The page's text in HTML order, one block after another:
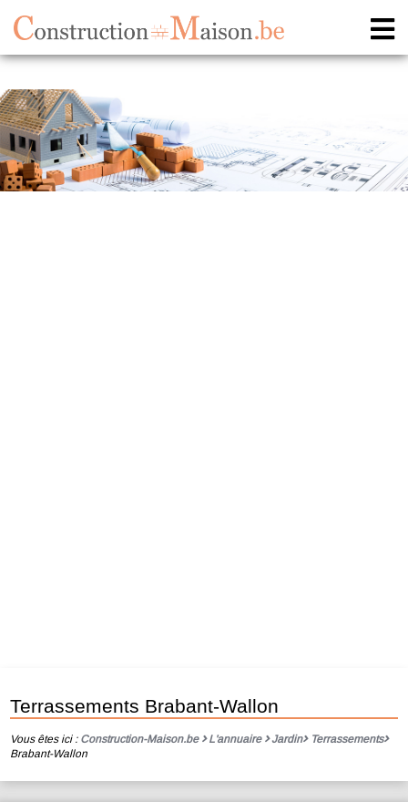
Terrassements Brabant-Wallon
Vous êtes ici : Construction-Maison.be L'annuaire Jardin
Terrassements
Brabant-Wallon